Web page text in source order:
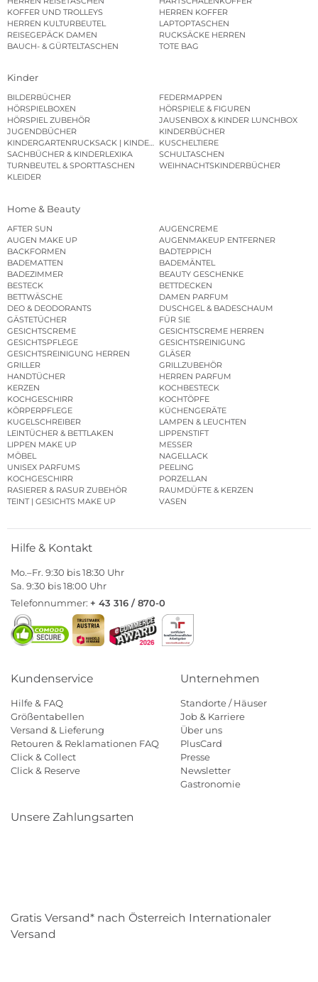
KOFFER UND TROLLEYS
HERREN KOFFER
HERREN KULTURBEUTEL
LAPTOPTASCHEN
REISEGEPÄCK DAMEN
RUCKSÄCKE HERREN
BAUCH- & GÜRTELTASCHEN
TOTE BAG
Kinder
BILDERBÜCHER
FEDERMAPPEN
HÖRSPIELBOXEN
HÖRSPIELE & FIGUREN
HÖRSPIEL ZUBEHÖR
JAUSENBOX & KINDER LUNCHBOX
JUGENDBÜCHER
KINDERBÜCHER
KINDERGARTENRUCKSACK | KINDERGARTENBEUTEL
KUSCHELTIERE
SACHBÜCHER & KINDERLEXIKA
SCHULTASCHEN
TURNBEUTEL & SPORTTASCHEN
WEIHNACHTSKINDERBÜCHER
KLEIDER
Home & Beauty
AFTER SUN
AUGENCREME
AUGEN MAKE UP
AUGENMAKEUP ENTFERNER
BACKFORMEN
BADTEPPICH
BADEMATTEN
BADEMÄNTEL
BADEZIMMER
BEAUTY GESCHENKE
BESTECK
BETTDECKEN
BETTWÄSCHE
DAMEN PARFUM
DEO & DEODORANTS
DUSCHGEL & BADESCHAUM
GÄSTETÜCHER
FÜR SIE
GESICHTSCREME
GESICHTSCREME HERREN
GESICHTSPFLEGE
GESICHTSREINIGUNG
GESICHTSREINIGUNG HERREN
GLÄSER
GRILLER
GRILLZUBEHÖR
HANDTÜCHER
HERREN PARFUM
KERZEN
KOCHBESTECK
KOCHGESCHIRR
KOCHTÖPFE
KÖRPERPFLEGE
KÜCHENGERÄTE
KUGELSCHREIBER
LAMPEN & LEUCHTEN
LEINTÜCHER & BETTLAKEN
LIPPENSTIFT
LIPPEN MAKE UP
MESSER
MÖBEL
NAGELLACK
UNISEX PARFUMS
PEELING
KOCHGESCHIRR
PORZELLAN
RASIERER & RASUR ZUBEHÖR
RAUMDÜFTE & KERZEN
TEINT | GESICHTS MAKE UP
VASEN
Hilfe & Kontakt
Mo.–Fr. 9:30 bis 18:30 Uhr
Sa. 9:30 bis 18:00 Uhr
Telefonnummer: + 43 316 / 870-0
Kundenservice
Hilfe & FAQ
Größentabellen
Versand & Lieferung
Retouren & Reklamationen FAQ
Click & Collect
Click & Reserve
Unternehmen
Standorte / Häuser
Job & Karriere
Über uns
PlusCard
Presse
Newsletter
Gastronomie
Unsere Zahlungsarten
Gratis Versand* nach Österreich Internationaler
Versand